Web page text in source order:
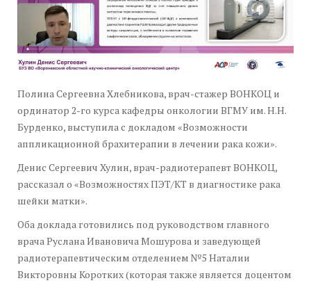
Полина Сергеевна Хлебникова, врач-стажер ВОНКОЦ и
ординатор 2-го курса кафедры онкологии ВГМУ им. Н.Н.
Бурденко, выступила с докладом «Возможности
аппликационной брахитерапии в лечении рака кожи».
Денис Сергеевич Хулин, врач-радиотерапевт ВОНКОЦ,
рассказал о «Возможностях ПЭТ/КТ в диагностике рака
шейки матки».
Оба доклада готовились под руководством главного
врача Руслана Ивановича Мошурова и заведующей
радиотерапевтическим отделением №5 Наталии
Викторовны Коротких (которая также является доцентом